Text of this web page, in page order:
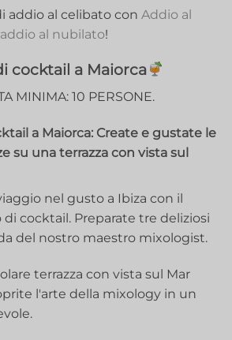
addio al celibato con Addio al
al nubilato!
cocktail a Maiorca
MINIMA: 10 PERSONE.
a Maiorca: Create e gustate le
su una terrazza con vista sul
nel gusto a Ibiza con il
cocktail. Preparate tre deliziosi
del nostro maestro mixologist.
terrazza con vista sul Mar
l'arte della mixology in un